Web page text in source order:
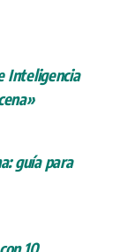
Inteligencia
guía para